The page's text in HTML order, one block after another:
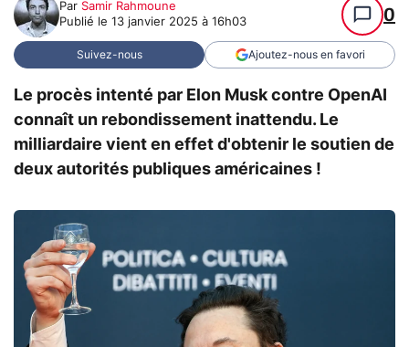
Par Samir Rahmoune
Publié le 13 janvier 2025 à 16h03 0
Suivez-nous Ajoutez-nous en favori
Le procès intenté par Elon Musk contre OpenAI
connaît un rebondissement inattendu. Le
milliardaire vient en effet d'obtenir le soutien de
deux autorités publiques américaines !